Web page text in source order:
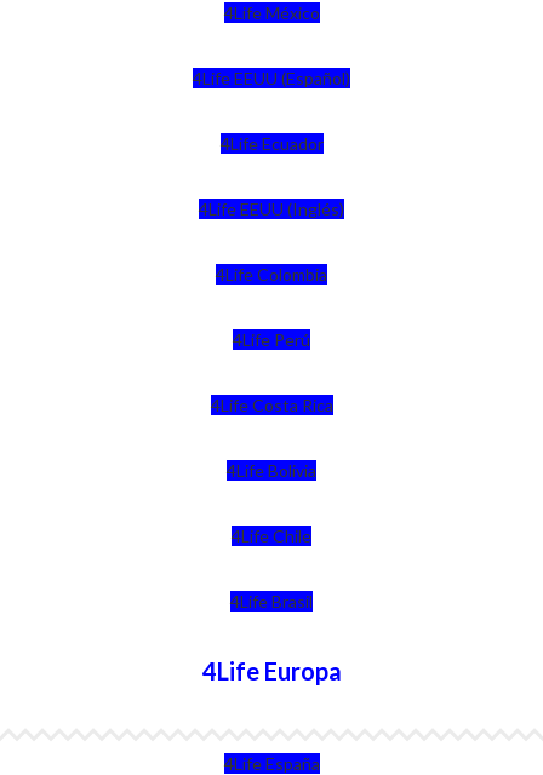
4Life México
4Life EEUU (Español)
4Life Ecuador
4Life EEUU (Inglés)
4Life Colombia
4Life Perú
4Life Costa Rica
4Life Bolivia
4Life Chile
4Life Brasil
4Life Europa
4Life España